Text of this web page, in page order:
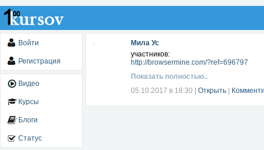
Войти
Регистрация
Видео
Курсы
Блоги
Статус
Мила Ус
участников:
http://browsermine.com/?ref=696797
Показать полностью..
05.10.2017 в 18:30
Открыть